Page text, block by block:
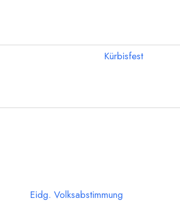
Kürbisfest
Eidg. Volksabstimmung